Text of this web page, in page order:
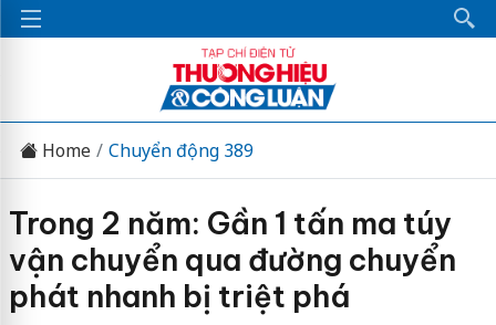
Home Chuyển động 389
Trong 2 năm: Gần 1 tấn ma túy
vận chuyển qua đường chuyển
phát nhanh bị triệt phá